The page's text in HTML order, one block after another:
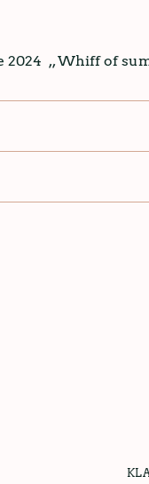
2024 ,, Whiff of